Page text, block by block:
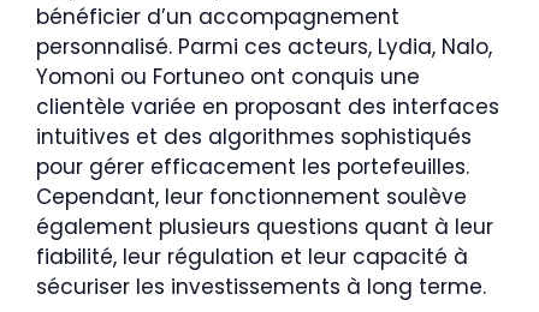
bénéficier d’un accompagnement
personnalisé. Parmi ces acteurs, Lydia, Nalo,
Yomoni ou Fortuneo ont conquis une
clientèle variée en proposant des interfaces
intuitives et des algorithmes sophistiqués
pour gérer efficacement les portefeuilles.
Cependant, leur fonctionnement soulève
également plusieurs questions quant à leur
fiabilité, leur régulation et leur capacité à
sécuriser les investissements à long terme.